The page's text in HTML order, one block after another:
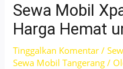
Sewa Mobil
Harga Hemat
Tinggalkan Komentar /
Sewa Mobil Tangerang /